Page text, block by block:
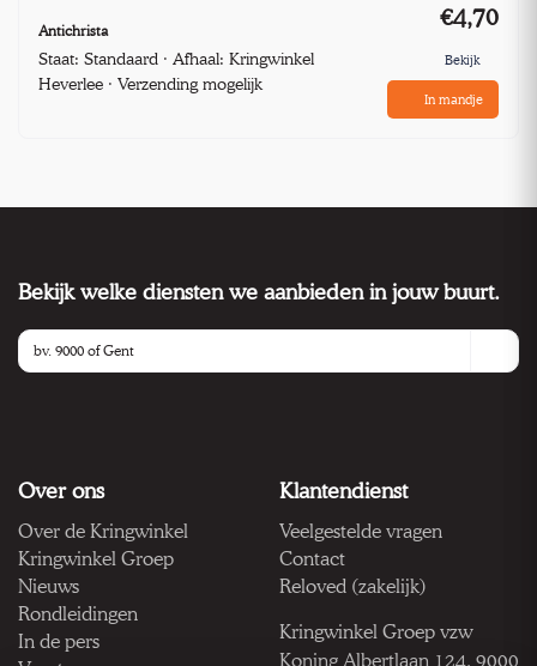
Antichrista
Staat: Standaard · Afhaal: Kringwinkel
Heverlee · Verzending mogelijk
€4,70
Bekijk
In mandje
Bekijk welke diensten we aanbieden in jouw buurt.
Over ons
Over de Kringwinkel
Kringwinkel Groep
Nieuws
Rondleidingen
In de pers
Klantendienst
Veelgestelde vragen
Contact
Reloved (zakelijk)
Kringwinkel Groep vzw
Koning Albertlaan 124, 9000